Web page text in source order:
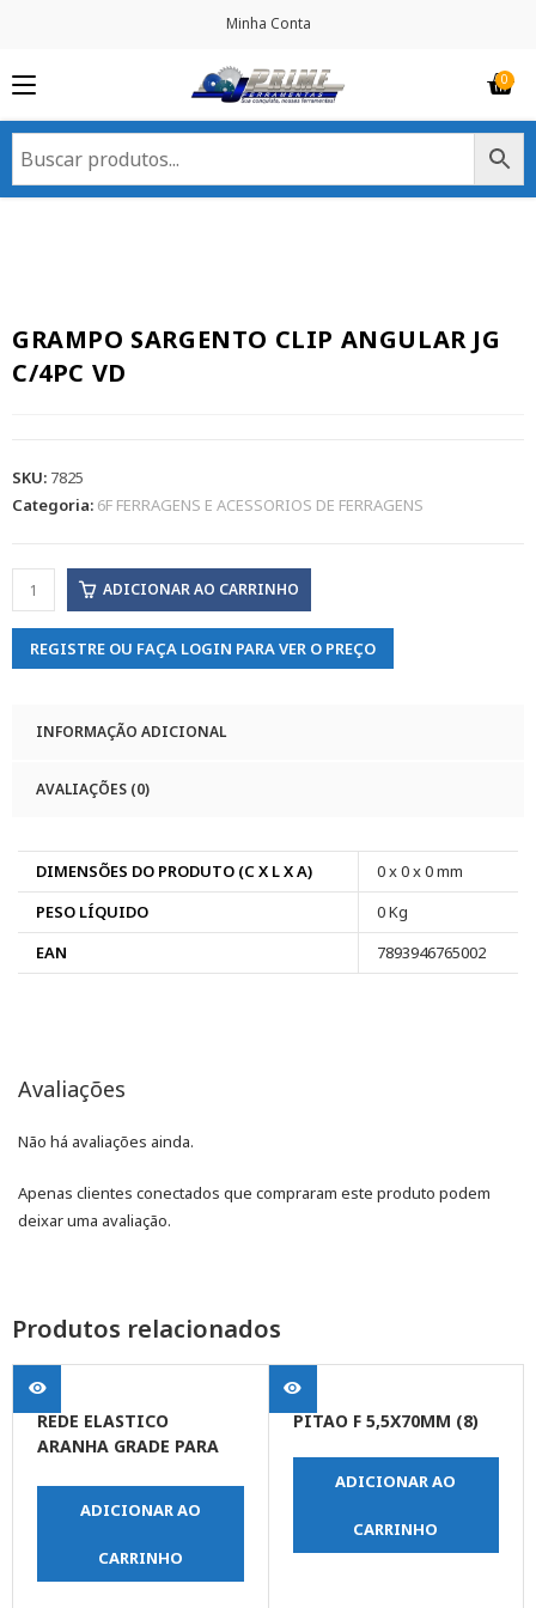
Minha Conta
GRAMPO SARGENTO CLIP ANGULAR JG
C/4PC VD
SKU: 7825
Categoria: 6F FERRAGENS E ACESSORIOS DE FERRAGENS
ADICIONAR AO CARRINHO
REGISTRE OU FAÇA LOGIN PARA VER O PREÇO
INFORMAÇÃO ADICIONAL
AVALIAÇÕES (0)
DIMENSÕES DO PRODUTO (C X L X A)
0 x 0 x 0 mm
PESO LÍQUIDO
0 Kg
EAN
7893946765002
Avaliações
Não há avaliações ainda.
Apenas clientes conectados que compraram este produto podem
deixar uma avaliação.
Produtos relacionados
REDE ELASTICO
ARANHA GRADE PARA
ADICIONAR AO
CARRINHO
PITAO F 5,5X70MM (8)
ADICIONAR AO
CARRINHO